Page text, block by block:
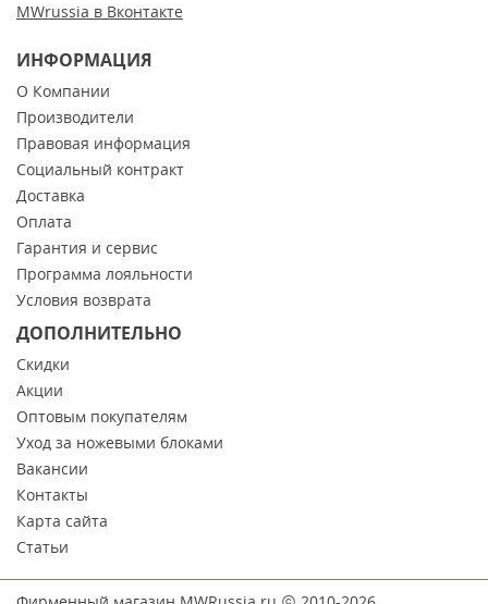
MWrussia в Вконтакте
ИНФОРМАЦИЯ
О Компании
Производители
Правовая информация
Социальный контракт
Доставка
Оплата
Гарантия и сервис
Программа лояльности
Условия возврата
ДОПОЛНИТЕЛЬНО
Скидки
Акции
Оптовым покупателям
Уход за ножевыми блоками
Вакансии
Контакты
Карта сайта
Статьи